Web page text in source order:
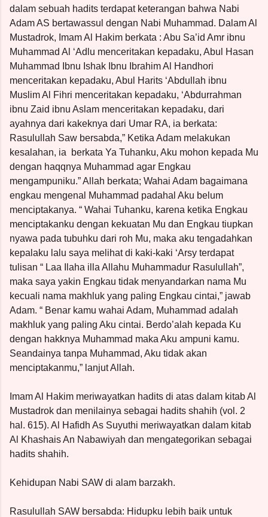
dalam sebuah hadits terdapat keterangan bahwa Nabi
Adam AS bertawassul dengan Nabi Muhammad. Dalam Al
Mustadrok, Imam Al Hakim berkata : Abu Sa’id Amr ibnu
Muhammad Al ‘Adlu menceritakan kepadaku, Abul Hasan
Muhammad Ibnu Ishak Ibnu Ibrahim Al Handhori
menceritakan kepadaku, Abul Harits ‘Abdullah ibnu
Muslim Al Fihri menceritakan kepadaku, ‘Abdurrahman
ibnu Zaid ibnu Aslam menceritakan kepadaku, dari
ayahnya dari kakeknya dari Umar RA, ia berkata:
Rasulullah Saw bersabda,” Ketika Adam melakukan
kesalahan, ia
berkata Ya Tuhanku, Aku mohon kepada Mu
dengan haqqnya Muhammad agar Engkau
mengampuniku.” Allah berkata; Wahai Adam bagaimana
engkau mengenal Muhammad padahal Aku belum
menciptakanya. “ Wahai Tuhanku, karena ketika Engkau
menciptakanku dengan kekuatan Mu dan Engkau tiupkan
nyawa pada tubuhku dari roh Mu, maka aku tengadahkan
kepalaku lalu saya melihat di kaki-kaki ‘Arsy terdapat
tulisan “ Laa Ilaha illa Allahu Muhammadur Rasulullah”,
maka saya yakin Engkau tidak menyandarkan nama Mu
kecuali nama makhluk yang paling Engkau cintai,” jawab
Adam. “ Benar kamu wahai Adam, Muhammad adalah
makhluk yang paling Aku cintai. Berdo’alah kepada Ku
dengan hakknya Muhammad maka Aku ampuni kamu.
Seandainya tanpa Muhammad, Aku tidak akan
menciptakanmu,” lanjut Allah.
Imam Al Hakim meriwayatkan hadits di atas dalam kitab Al
Mustadrok dan menilainya sebagai hadits shahih (vol. 2
hal. 615). Al Hafidh As Suyuthi meriwayatkan dalam kitab
Al Khashais An Nabawiyah dan mengategorikan sebagai
hadits shahih.
Kehidupan Nabi SAW di alam barzakh.
Rasulullah SAW bersabda: Hidupku lebih baik untuk